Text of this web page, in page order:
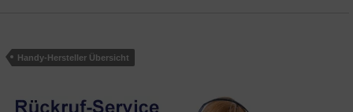
27.09.2025. Alle Kosten für das Endgerät mit Tarif von o2 oder
Blau.de auf dieser Seite ohne Gewähr – es gelten die Preise des
oder die Angaben an unserer Hotline.
Handy-Hersteller Übersicht